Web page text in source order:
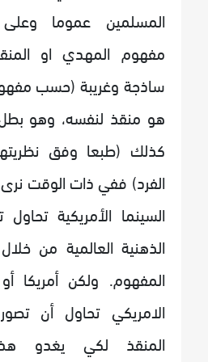
المسلمين عموما
مفهوم المهدي او
ساذجة وغريبة (حسب
هو منقذ لنفسه، وهو بطل
كذلك (طبعا وفق
الفرد) ففي ذات الوقت نرى
السينما الأمريكية
الذهنية العالمية من
المفهوم. ولكن أمريكا
الامريكي تحاول أن
المنقذ لكي يغدو